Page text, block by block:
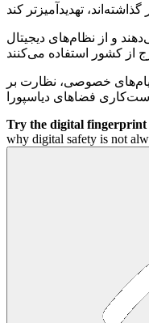
و از نظام‌های دیجیتال
خصوصی، نظارت بر
Try the digital fingerprint
why digital safety is not